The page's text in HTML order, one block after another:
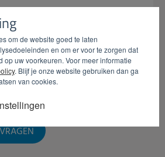
om de website goed te laten
en om er voor te zorgen dat
op uw voorkeuren. Voor meer informatie
. Blijf je onze website gebruiken dan ga
van cookies.
22 80
22